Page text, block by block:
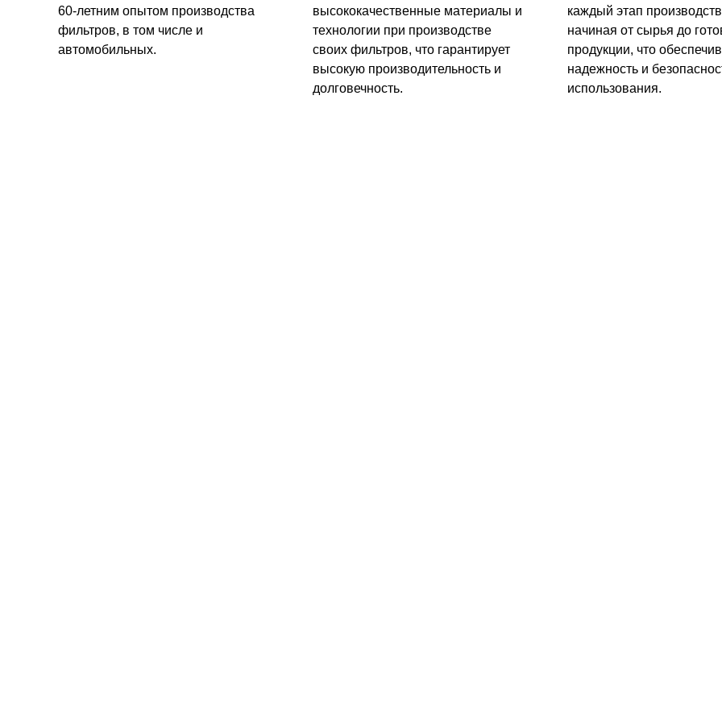
60-летним опытом производства
фильтров, в том числе и
автомобильных.
высококачественные материалы и
технологии при производстве
своих фильтров, что гарантирует
высокую производительность и
долговечность.
каждый этап
начиная от сырья до
продукции, что
надежность и
использования.